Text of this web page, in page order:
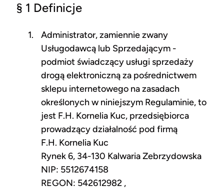
§ 1 Definicje
Administrator, zamiennie zwany
Usługodawcą lub Sprzedającym -
podmiot świadczący usługi sprzedaży
drogą elektroniczną za pośrednictwem
sklepu internetowego na zasadach
określonych w niniejszym Regulaminie, to
jest F.H. Kornelia Kuc, przedsiębiorca
prowadzący działalność pod firmą
F.H. Kornelia Kuc
Rynek 6, 34-130 Kalwaria Zebrzydowska
NIP: 5512674158
REGON: 542612982 ,